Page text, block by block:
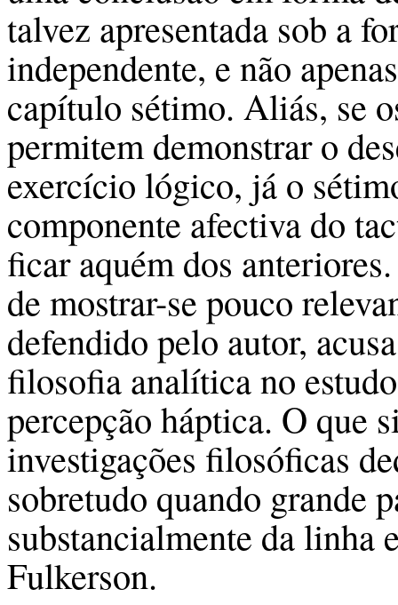
talvez apresentada sob a
independente, e não
capítulo sétimo. Aliás, se
permitem demonstrar o
exercício lógico, já o
componente afectiva do
ficar aquém dos
de mostrar-se pouco
defendido pelo autor,
filosofia analítica no
percepção háptica. O que
investigações filosóficas
sobretudo quando grande
substancialmente da linha
Fulkerson.